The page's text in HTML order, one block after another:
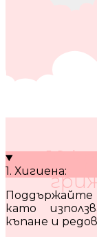
10
1. Хигиена:
като
къпане и